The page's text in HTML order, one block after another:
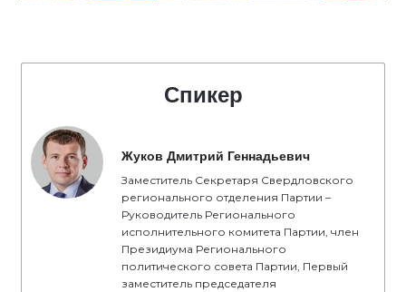
Спикер
Жуков Дмитрий Геннадьевич
Заместитель Секретаря Свердловского
регионального отделения Партии –
Руководитель Регионального
исполнительного комитета Партии, член
Президиума Регионального
политического совета Партии, Первый
заместитель председателя